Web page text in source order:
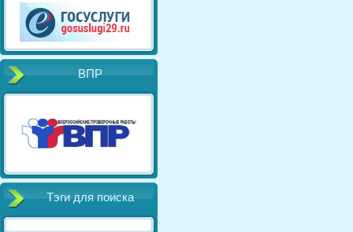
ВПР
Тэги для поиска